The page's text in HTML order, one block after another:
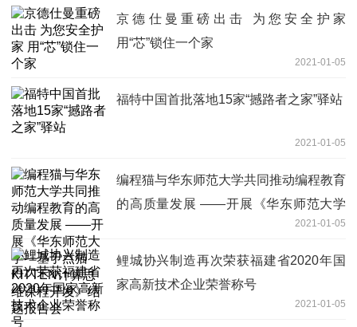
京德仕曼重磅出击 为您安全护家
用“芯”锁住一个家
2021-01-05
福特中国首批落地15家“撼路者之家”驿站
2021-01-05
编程猫与华东师范大学共同推动编程教育
的高质量发展 ——开展《华东师范大学
—基于点猫KITTEN计算思维课程开发》
结题报告会
2021-01-05
鲤城协兴制造再次荣获福建省2020年国
家高新技术企业荣誉称号
2021-01-05